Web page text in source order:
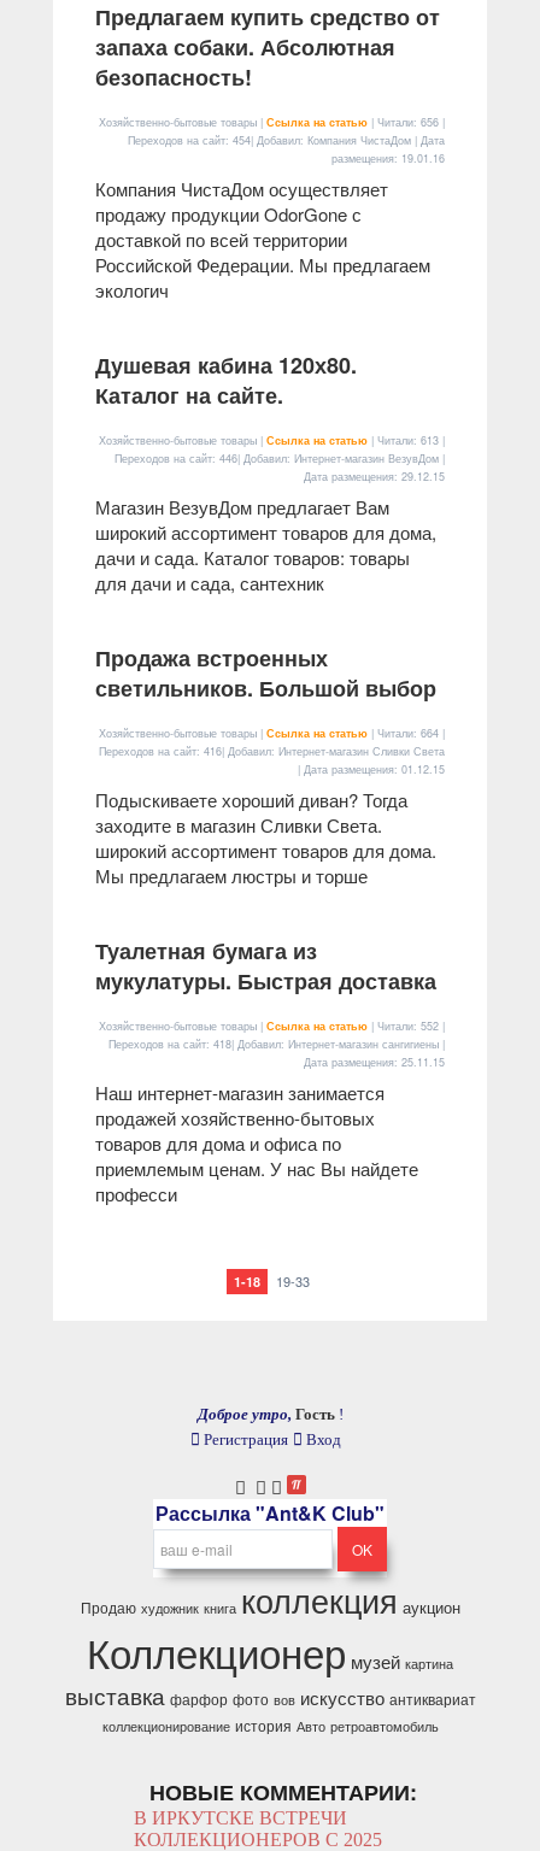
Предлагаем купить средство от
запаха собаки. Абсолютная
безопасность!
Хозяйственно-бытовые товары | Ссылка на статью | Читали: 656 |
Переходов на сайт: 454| Добавил: Компания ЧистаДом | Дата
размещения: 19.01.16
Компания ЧистаДом осуществляет
продажу продукции OdorGone с
доставкой по всей территории
Российской Федерации. Мы предлагаем
экологич
Душевая кабина 120х80.
Каталог на сайте.
Хозяйственно-бытовые товары | Ссылка на статью | Читали: 613 |
Переходов на сайт: 446| Добавил: Интернет-магазин ВезувДом |
Дата размещения: 29.12.15
Магазин ВезувДом предлагает Вам
широкий ассортимент товаров для дома,
дачи и сада. Каталог товаров: товары
для дачи и сада, сантехник
Продажа встроенных
светильников. Большой выбор
Хозяйственно-бытовые товары | Ссылка на статью | Читали: 664 |
Переходов на сайт: 416| Добавил: Интернет-магазин Сливки Света
| Дата размещения: 01.12.15
Подыскиваете хороший диван? Тогда
заходите в магазин Сливки Света.
широкий ассортимент товаров для дома.
Мы предлагаем люстры и торше
Туалетная бумага из
мукулатуры. Быстрая доставка
Хозяйственно-бытовые товары | Ссылка на статью | Читали: 552 |
Переходов на сайт: 418| Добавил: Интернет-магазин сангигиены |
Дата размещения: 25.11.15
Наш интернет-магазин занимается
продажей хозяйственно-бытовых
товаров для дома и офиса по
приемлемым ценам. У нас Вы найдете
професси
1-18 19-33
Доброе утро, Гость !
Регистрация
Вход
Рассылка "Ant&K Club"
Продаю художник книга коллекция аукцион
Коллекционер музей картина
выставка фарфор фото вов искусство антиквариат
коллекционирование история Авто ретроавтомобиль
НОВЫЕ КОММЕНТАРИИ:
В ИРКУТСКЕ ВСТРЕЧИ
КОЛЛЕКЦИОНЕРОВ С 2025